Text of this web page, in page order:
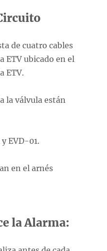
de cuatro cables
ETV ubicado en el
ETV.
la válvula están
EVD-01.
en el arnés
la Alarma: